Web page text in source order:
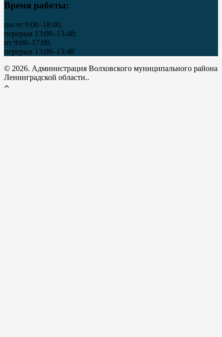
Время работы:
пн-чт 9:00–18:00,
перерыв 13:00–13:48;
пт 9:00–17:00,
перерыв 13:00–13:48
© 2026. Администрация Волховского муниципального района
Ленинградской области..